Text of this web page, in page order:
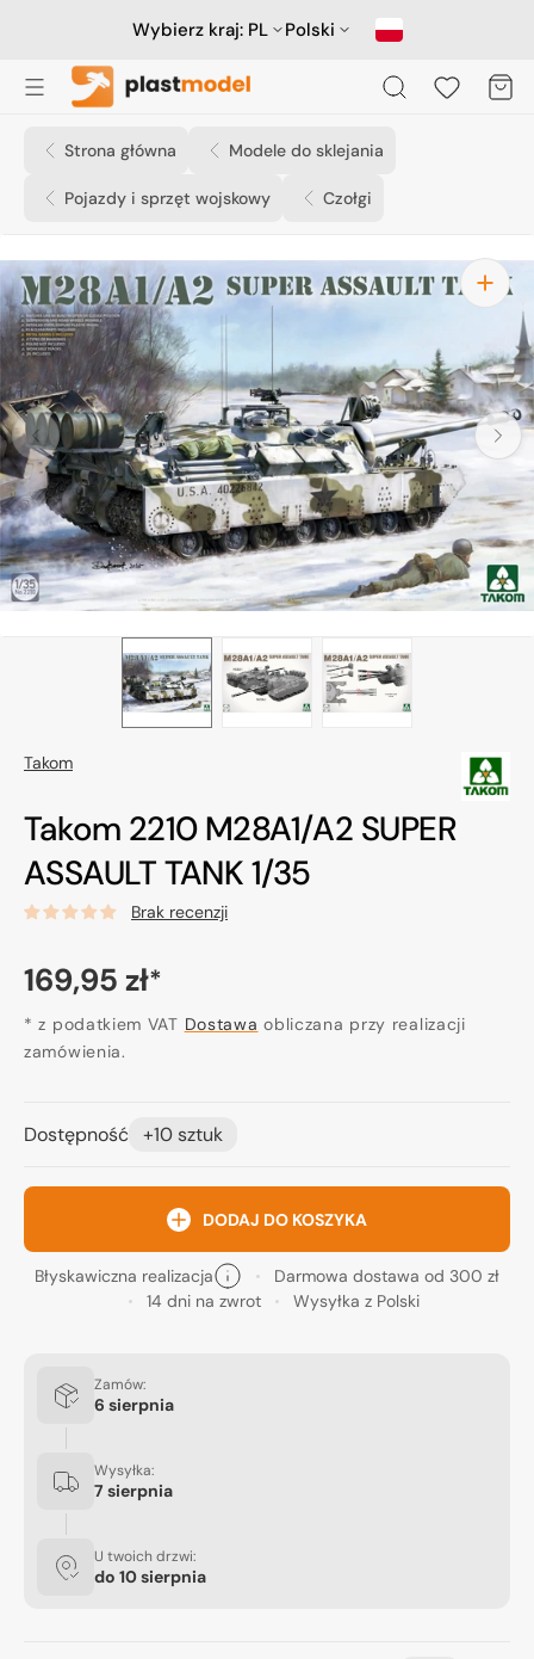
Wybierz kraj: PL Polski
Koszyk
Strona główna Modele do sklejania
Pojazdy i sprzęt wojskowy Czołgi
Otwórz
media
1
w
widoku
galerii
Takom
Takom 2210 M28A1/A2 SUPER
ASSAULT TANK 1/35
Brak recenzji
Cena
regularna
169,95 zł*
* z podatkiem VAT Dostawa obliczana przy realizacji
zamówienia.
Dostępność +10 sztuk
DODAJ DO KOSZYKA
Błyskawiczna realizacja
Darmowa dostawa od 300 zł
14 dni na zwrot
Wysyłka z Polski
Zamów:
6 sierpnia
Wysyłka:
7 sierpnia
U twoich drzwi:
do 10 sierpnia